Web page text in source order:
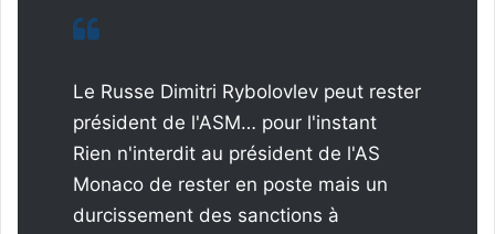
Le Russe Dimitri Rybolovlev peut rester
président de l'ASM… pour l'instant
Rien n'interdit au président de l'AS
Monaco de rester en poste mais un
durcissement des sanctions à